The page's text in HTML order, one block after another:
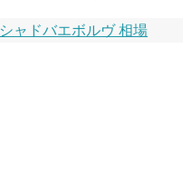
シャドバエボルヴ 相場